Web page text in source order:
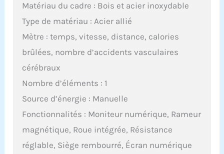
Matériau du cadre : Bois et acier inoxydable
Type de matériau : Acier allié
Mètre : temps, vitesse, distance, calories
brûlées, nombre d’accidents vasculaires
cérébraux
Nombre d’éléments : 1
Source d’énergie : Manuelle
Fonctionnalités : Moniteur numérique, Rameur
magnétique, Roue intégrée, Résistance
réglable, Siège rembourré, Écran numérique